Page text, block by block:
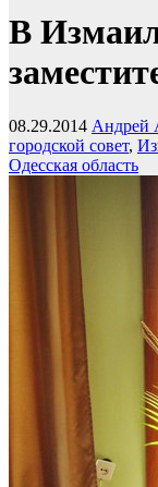
В
08.29.2014 Андрей
городской совет,
Одесская область